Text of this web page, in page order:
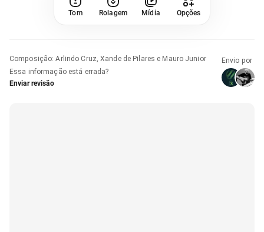
Tom Rolagem Mídia Opções
Composição:Arlindo Cruz, Xande de Pilares e Mauro Junior
Essa informação está errada?
Enviar revisão
Envio por